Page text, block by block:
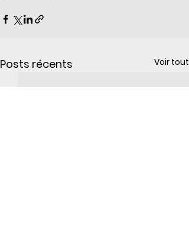
Posts récents Voir tout